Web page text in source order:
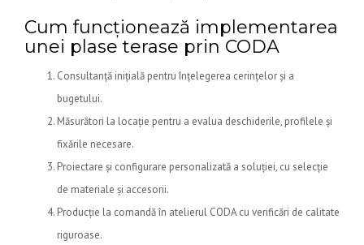
Cum funcționează implementarea
unei plase terase prin CODA
Consultanță inițială pentru înțelegerea cerințelor și a
bugetului.
Măsurători la locație pentru a evalua deschiderile, profilele și
fixările necesare.
Proiectare și configurare personalizată a soluției, cu selecție
de materiale și accesorii.
Producție la comandă în atelierul CODA cu verificări de calitate
riguroase.